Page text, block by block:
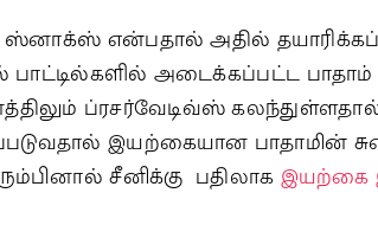
என்பதால் அதில்
பாட்டில்களில் அடைக்கப்பட்ட
ப்ரசர்வேடிவ்ஸ் கலந்துள்ளதால்
இயற்கையான பாதாமின்
சீனிக்கு பதிலாக இயற்கை